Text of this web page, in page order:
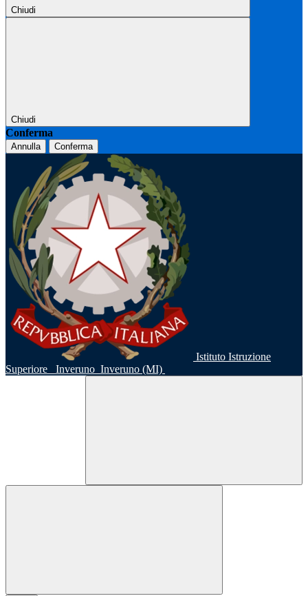
Chiudi
Chiudi
Conferma
Annulla Conferma
Istituto Istruzione
Superiore
Inveruno Inveruno (MI)